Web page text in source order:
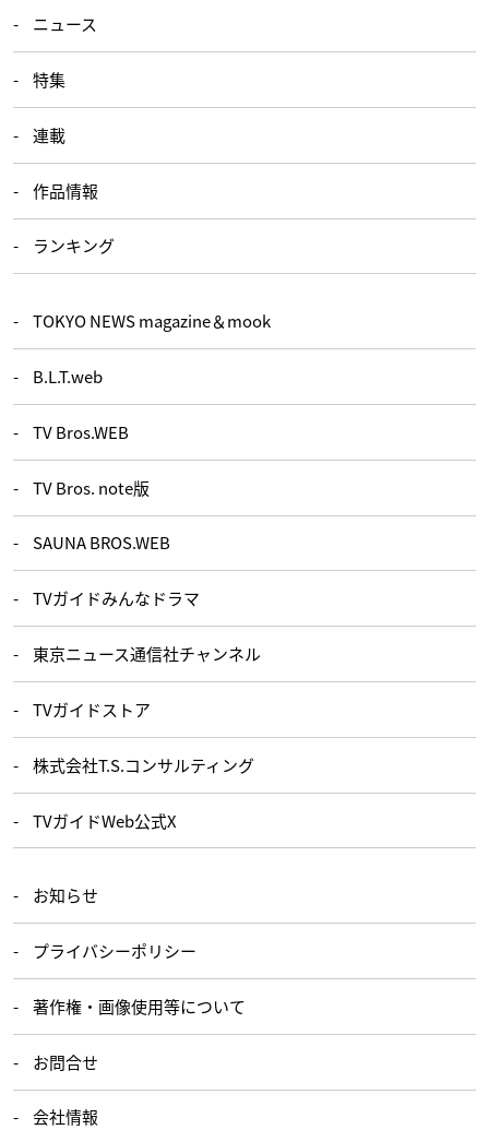
ニュース
特集
連載
作品情報
ランキング
TOKYO NEWS magazine＆mook
B.L.T.web
TV Bros.WEB
TV Bros. note版
SAUNA BROS.WEB
TVガイドみんなドラマ
東京ニュース通信社チャンネル
TVガイドストア
株式会社T.S.コンサルティング
TVガイドWeb公式X
お知らせ
プライバシーポリシー
著作権・画像使用等について
お問合せ
会社情報